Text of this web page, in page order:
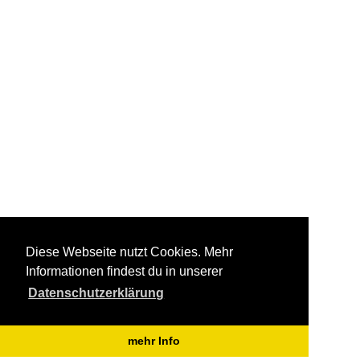
Diese Webseite nutzt Cookies. Mehr
Informationen findest du in unserer
Datenschutzerklärung
mehr Info